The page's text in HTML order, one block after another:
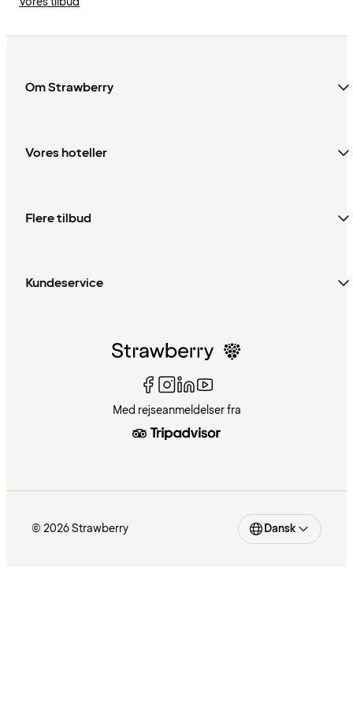
Om Strawberry
Vores hoteller
Flere tilbud
Kundeservice
Med rejseanmeldelser fra
© 2026 Strawberry Dansk